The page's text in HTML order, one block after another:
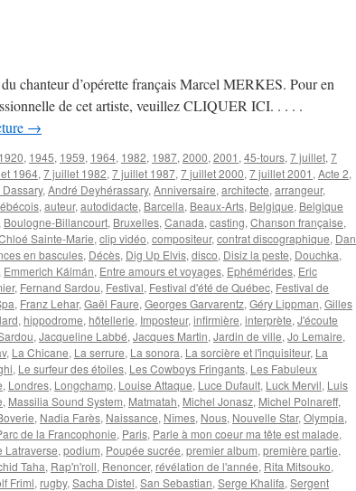
chanteur d’opérette français Marcel MERKES. Pour en
de cet artiste, veuillez CLIQUER ICI. . . . .
→
1920, 1945, 1959, 1964, 1982, 1987, 2000, 2001 , 45-tours, 7 juillet, 7
1964, 7 juillet 1982, 7 juillet 1987, 7 juillet 2000, 7 juillet 2001 , Acte 2,
, André Deyhérassary, Anniversaire, architecte, arrangeur,
, auteur, autodidacte, Barcella, Beaux-Arts, Belgique, Belgique
Boulogne-Billancourt, Bruxelles, Canada, casting, Chanson française,
Sainte-Marie, clip vidéo, compositeur, contrat discographique, Dan
en bascules, Décès, Dig Up Elvis, disco, Disiz la peste, Douchka,
Emmerich Kálmán, Entre amours et voyages, Ephémérides, Eric
, Fernand Sardou, Festival, Festival d'été de Québec, Festival de
, Franz Lehar, Gaël Faure, Georges Garvarentz, Géry Lippman, Gilles
, hippodrome, hôtellerie, Imposteur, infirmière, interprète, J'écoute
, Jacqueline Labbé, Jacques Martin, Jardin de ville, Jo Lemaire,
, La Chicane, La serrure, La sonora, La sorcière et l'inquisiteur, La
, Le surfeur des étoiles, Les Cowboys Fringants, Les Fabuleux
, Londres, Longchamp, Louise Attaque, Luce Dufault, Luck Mervil, Luis
, Massilia Sound System, Matmatah, Michel Jonasz, Michel Polnareff,
, Nadia Farès, Naissance, Nîmes, Nous, Nouvelle Star, Olympia,
de la Francophonie, Paris, Parle à mon coeur ma tête est malade,
Latraverse, podium, Poupée sucrée, premier album, première partie,
Taha, Rap'n'roll, Renoncer, révélation de l'année, Rita Mitsouko,
Friml, rugby, Sacha Distel, San Sebastian, Serge Khalifa, Sergent